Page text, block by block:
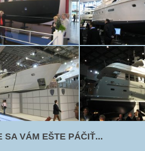
SA VÁM EŠTE PÁČIŤ...